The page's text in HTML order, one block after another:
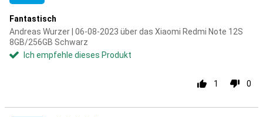
Fantastisch
Andreas Wurzer | 06-08-2023 über das Xiaomi Redmi Note 12S
8GB/256GB Schwarz
Ich empfehle dieses Produkt
1 0